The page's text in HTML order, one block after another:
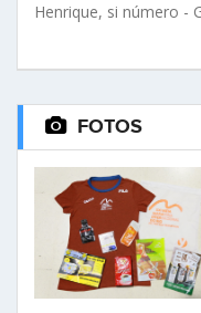
Henrique, si número -
FOTOS